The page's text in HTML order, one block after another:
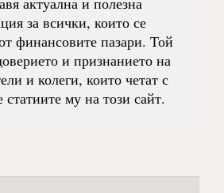
за всички, които се
финансовите пазари. Той
и признанието на
и колеги, които четат с
статиите му на този сайт.